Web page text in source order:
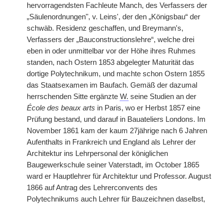
hervorragendsten Fachleute Manch, des Verfassers der
„Säulenordnungen", v. Leins', der den „Königsbau“ der
schwäb. Residenz geschaffen, und Breymann's,
Verfassers der „Bauconstructionslehre“, welche drei
eben in oder unmittelbar vor der Höhe ihres Ruhmes
standen, nach Ostern 1853 abgelegter Maturität das
dortige Polytechnikum, und machte schon Ostern 1855
das Staatsexamen im Baufach. Gemäß der dazumal
herrschenden Sitte ergänzte W. seine Studien an der
École des beaux arts in Paris, wo er Herbst 1857 eine
Prüfung bestand, und darauf in Bauateliers Londons. Im
November 1861 kam der kaum 27jährige nach 6 Jahren
Aufenthalts in Frankreich und England als Lehrer der
Architektur ins Lehrpersonal der königlichen
Baugewerkschule seiner Vaterstadt, im October 1865
ward er Hauptlehrer für Architektur und Professor. August
1866 auf Antrag des Lehrerconvents des
Polytechnikums auch Lehrer für Bauzeichnen daselbst,